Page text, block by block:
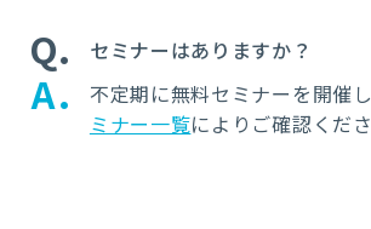
Q セミナーはありますか？
A 不定期に無料セミナーを開催し
ミナー一覧によりご確認くださ